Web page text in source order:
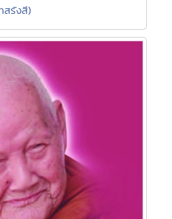
สรังสี)